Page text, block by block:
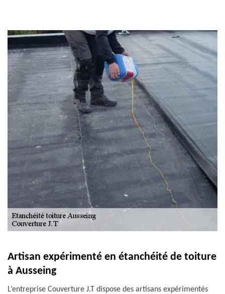
Artisan expérimenté en étanchéité de toiture
à Ausseing
L’entreprise Couverture J.T dispose des artisans expérimentés